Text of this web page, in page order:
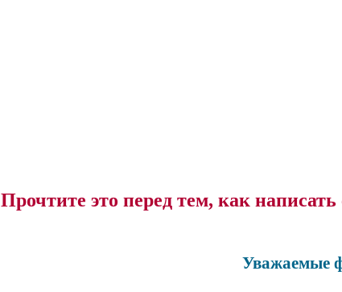
Прочтите это перед тем, как
Уважаемые